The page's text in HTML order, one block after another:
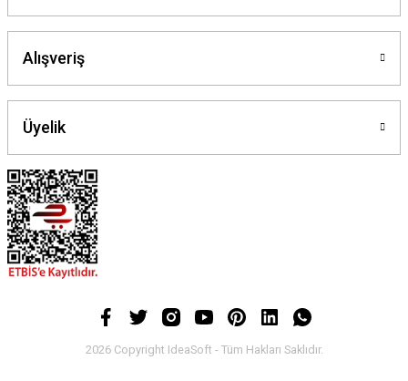
Alışveriş
Üyelik
2026 Copyright IdeaSoft - Tüm Hakları Saklıdır.